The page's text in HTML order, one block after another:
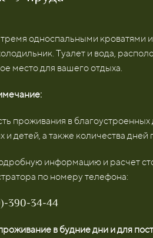
односпальными кроватями
Туалет и вода,
место для вашего отдыха.
проживания в благоустроенных
и детей, а также количества дней
информацию и расчет
по номеру телефона:
390-34-44
в будние дни и для